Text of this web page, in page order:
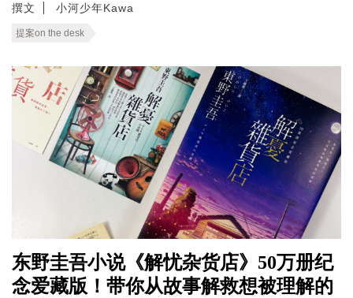
撰文 小河少年Kawa
提案on the desk
东野圭吾小说《解忧杂货店》50万册纪
念爱藏版！带你从故事解救想被理解的